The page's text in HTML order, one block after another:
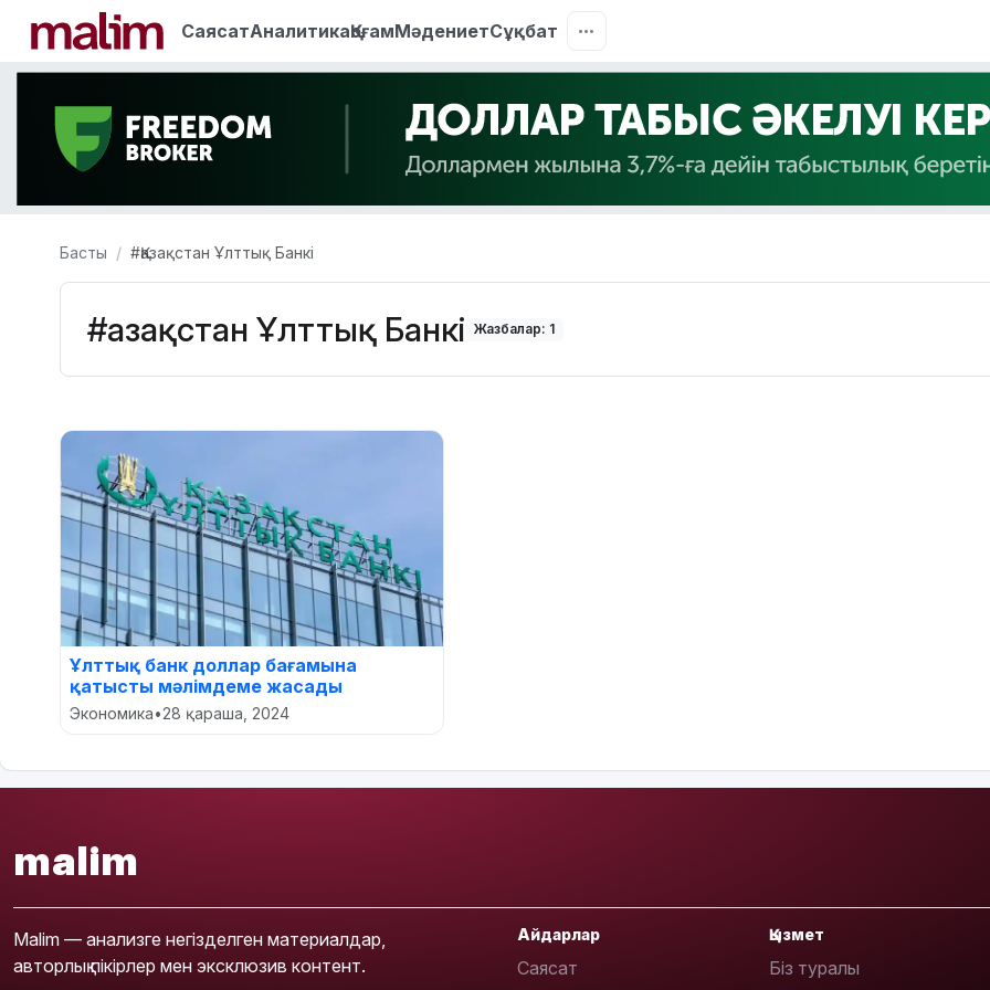
СаясатАналитикаҚоғамМәдениетСұқбат
Басты #Қазақстан Ұлттық Банкі
#Қазақстан Ұлттық Банкі Жазбалар: 1
Ұлттық банк доллар бағамына
қатысты мәлімдеме жасады
Экономика•28 қараша, 2024
malim
Malim — анализге негізделген материалдар,
авторлық пікірлер мен эксклюзив контент.
Айдарлар
Саясат
Қызмет
Біз туралы